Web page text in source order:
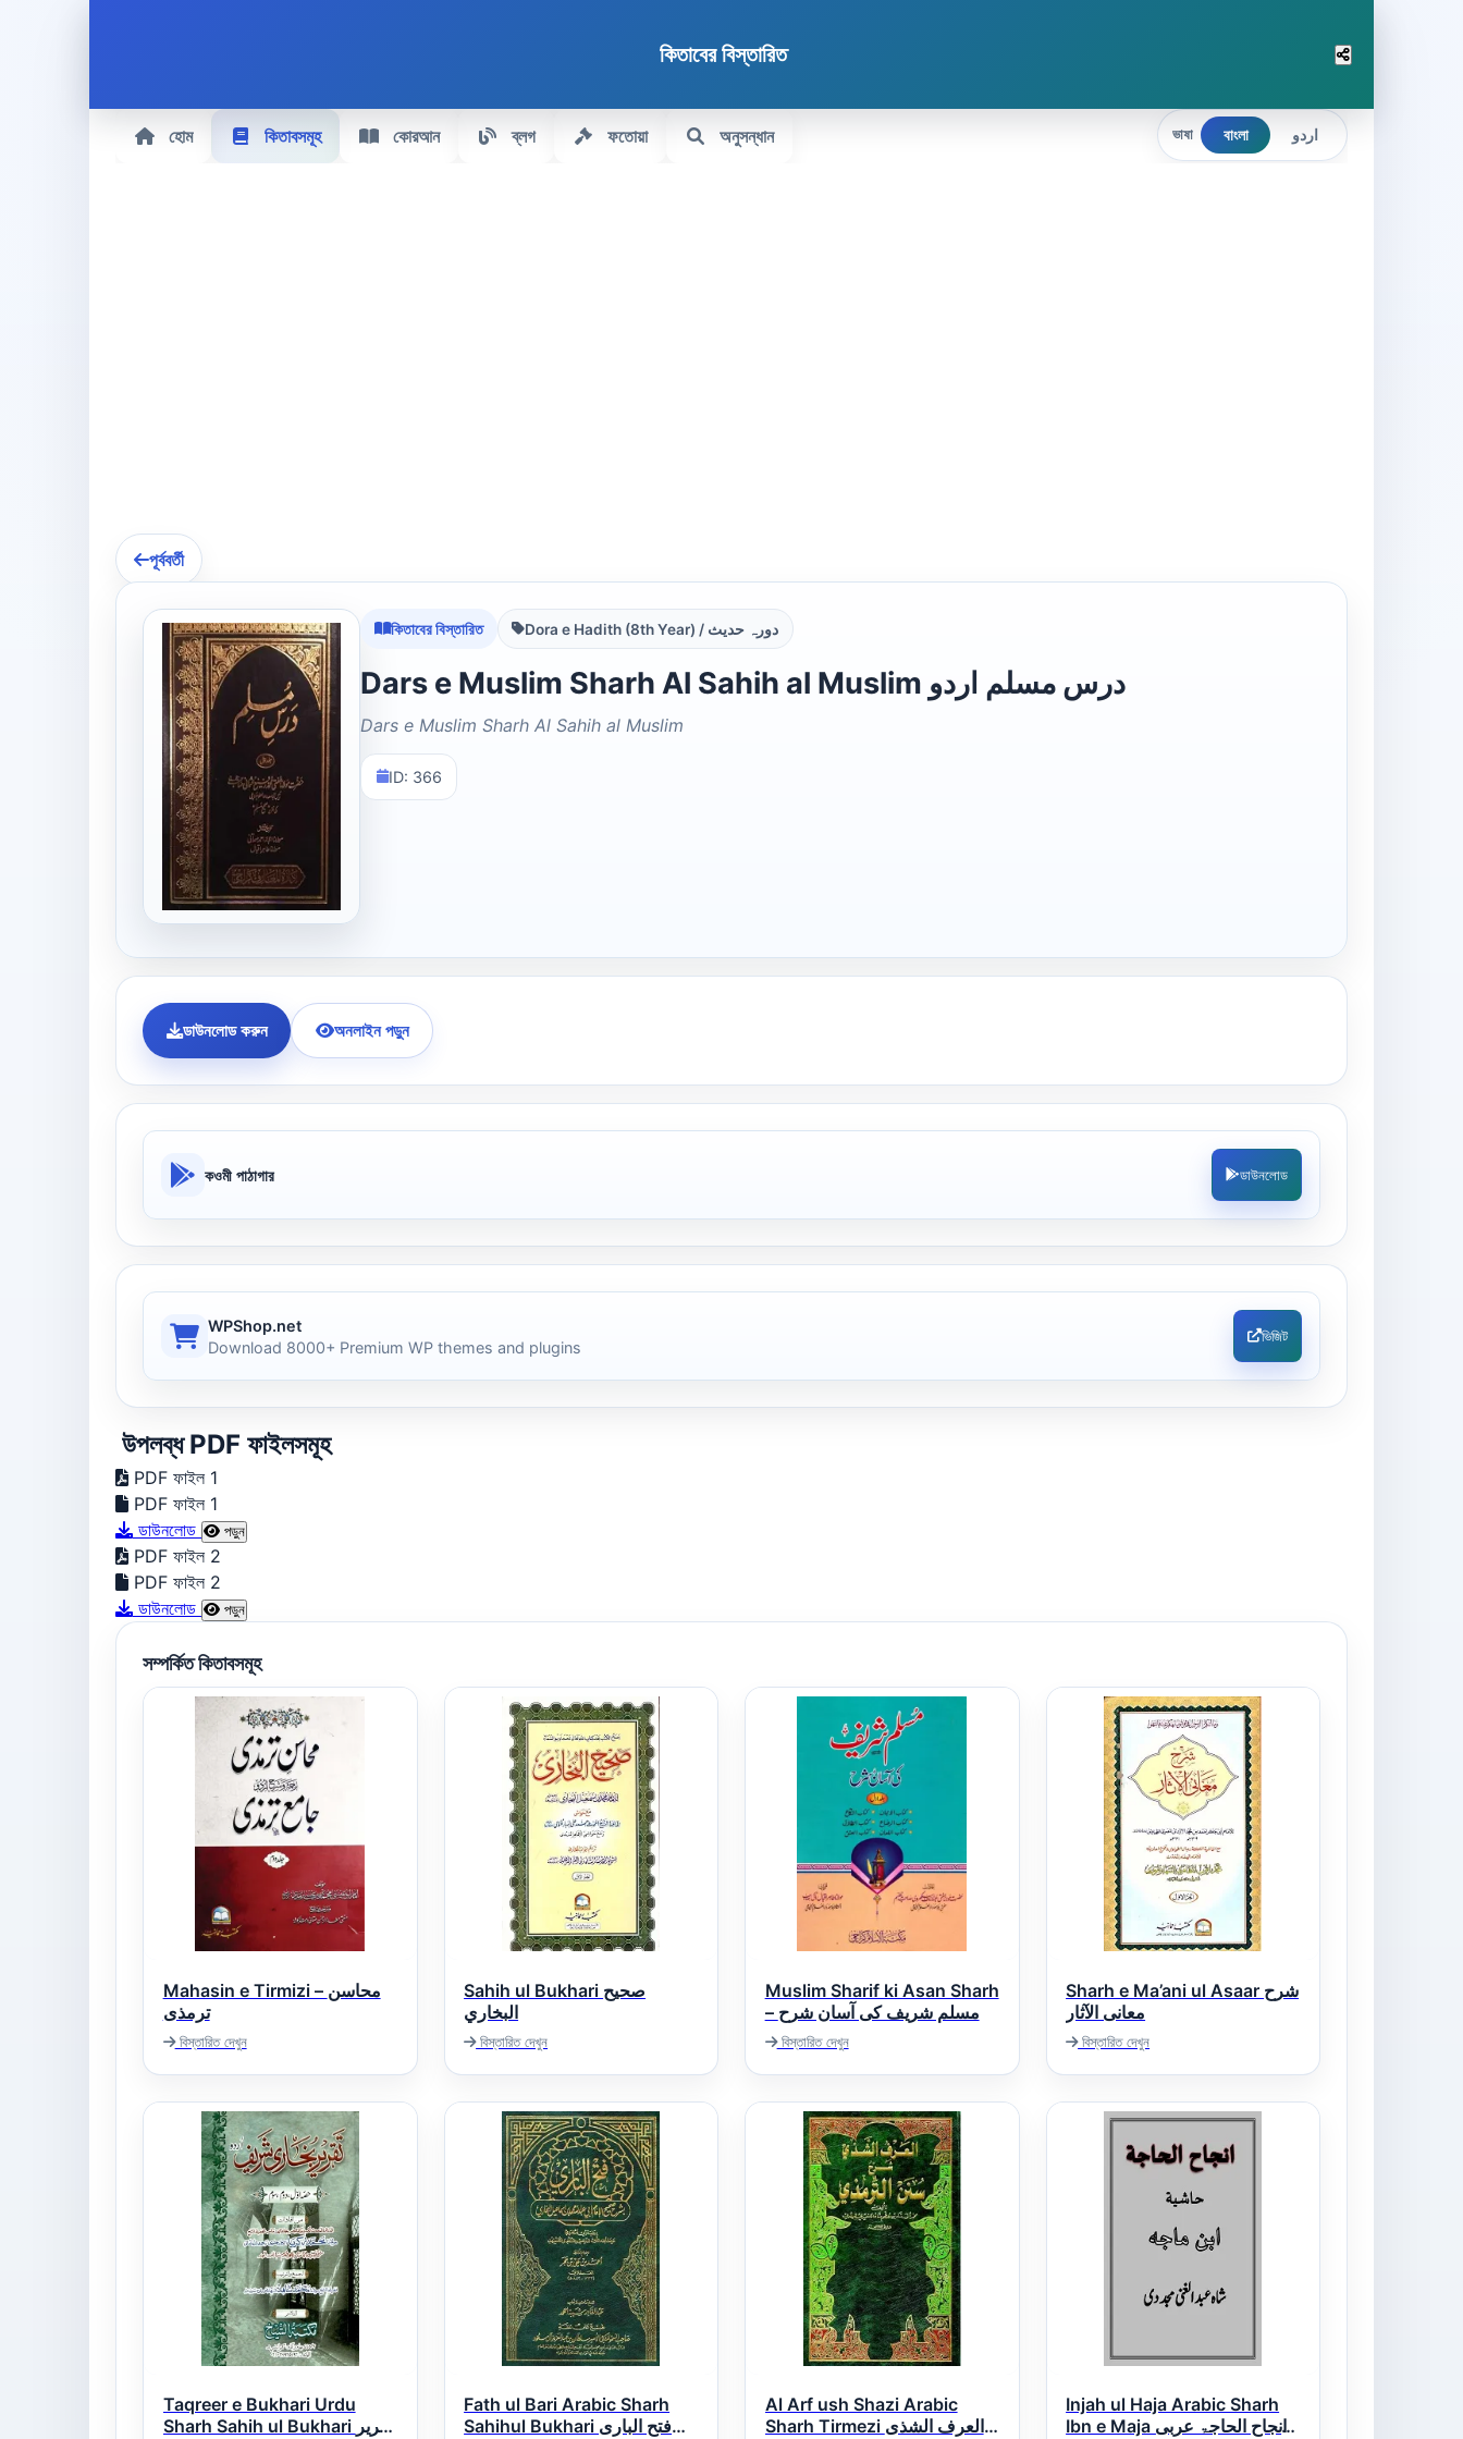
কিতাবের বিস্তারিত
হোম কিতাবসমূহ কোরআন ব্লগ ফতোয়া অনুসন্ধান ভাষা বাংলা اردو
পূর্ববর্তী
কিতাবের বিস্তারিত Dora e Hadith (8th Year) / دورہ حدیث
Dars e Muslim Sharh Al Sahih al Muslim درس مسلم اردو
Dars e Muslim Sharh Al Sahih al Muslim
ID: 366
ডাউনলোড করুন অনলাইন পড়ুন
কওমী পাঠাগার ডাউনলোড
WPShop.net
Download 8000+ Premium WP themes and plugins
ভিজিট
উপলব্ধ PDF ফাইলসমূহ
PDF ফাইল 1
PDF ফাইল 1
ডাউনলোড
পড়ুন
PDF ফাইল 2
PDF ফাইল 2
ডাউনলোড
পড়ুন
সম্পর্কিত কিতাবসমূহ
Mahasin e Tirmizi – محاسن
ترمذی
বিস্তারিত দেখুন
Sahih ul Bukhari صحيح
البخاري
বিস্তারিত দেখুন
Muslim Sharif ki Asan Sharh
– مسلم شریف کی آسان شرح
বিস্তারিত দেখুন
Sharh e Ma’ani ul Asaar شرح
معانی الآثار
বিস্তারিত দেখুন
Taqreer e Bukhari Urdu
Sharh Sahih ul Bukhari تقریر
Fath ul Bari Arabic Sharh
Sahihul Bukhari فتح الباری
Al Arf ush Shazi Arabic
Sharh Tirmezi العرف الشذی
Injah ul Haja Arabic Sharh
Ibn e Maja انجاح الحاجۃ عربی